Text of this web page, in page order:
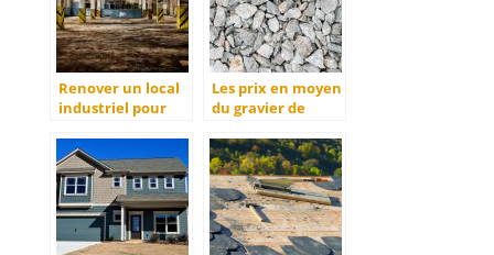
Renover un local
industriel pour
entreprise
Les prix en moyen
du gravier de
a la tonne